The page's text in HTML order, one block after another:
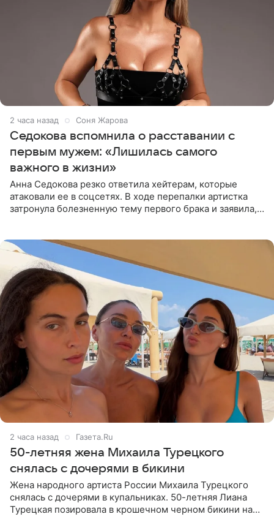
2 часа назад Соня Жарова
Седокова вспомнила о расставании с
первым мужем: «Лишилась самого
важного в жизни»
Анна Седокова резко ответила хейтерам, которые
атаковали ее в соцсетях. В ходе перепалки артистка
затронула болезненную тему первого брака и заявила,
2 часа назад Газета.Ru
50-летняя жена Михаила Турецкого
снялась с дочерями в бикини
Жена народного артиста России Михаила Турецкого
снялась с дочерями в купальниках. 50-летняя Лиана
Турецкая позировала в крошечном черном бикини на